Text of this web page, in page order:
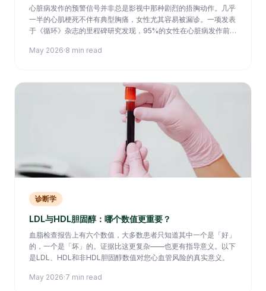
心脏病发作的预警信号并非总是影视中那种剧烈的捂胸动作。几乎
一半的心肌梗死不伴有典型胸痛，女性尤其容易被漏诊。一项发表
于《循环》杂志的里程碑研究发现，95%的女性在心脏病发作前数
May 2026·8 min read
诊断学
LDL与HDL胆固醇：哪个数值更重要？
血脂检查报告上有六个数值，大多数患者只知道其中一个是「好」
的，一个是「坏」的。证据比这更复杂——也更有指导意义。以下
是LDL、HDL和非HDL胆固醇数值对您心血管风险的真实意义。
May 2026·7 min read